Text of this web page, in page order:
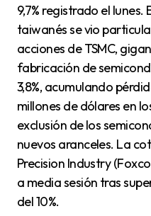
9,7% registrado el
taiwanés se vio
acciones de TSMC,
fabricación de
3,8%, acumulando
millones de dólares en
exclusión de los
nuevos aranceles. La
Precision Industry
a media sesión tras
del 10%.